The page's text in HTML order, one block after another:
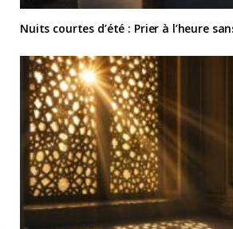
Nuits courtes d’été : Prier à l’heure